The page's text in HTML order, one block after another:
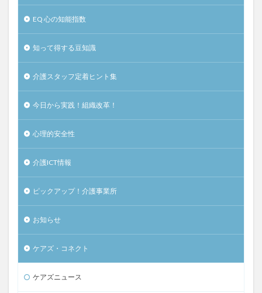
EQ 心の知能指数
知って得する豆知識
介護スタッフ定着ヒント集
今日から実践！組織改革！
心理的安全性
介護ICT情報
ピックアップ！介護事業所
お知らせ
ケアズ・コネクト
ケアズニュース